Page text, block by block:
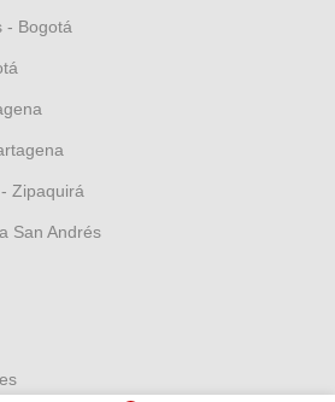
- Bogotá
Zipaquirá
San Andrés